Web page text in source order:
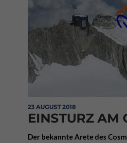
23 AUGUST 2018
EINSTURZ AM
Der bekannte Arete des